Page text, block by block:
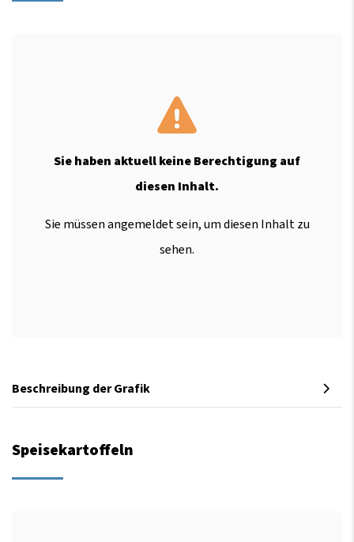
Sie haben aktuell keine Berechtigung auf
diesen Inhalt.
Sie müssen angemeldet sein, um diesen Inhalt zu
sehen.
Beschreibung der Grafik
Speisekartoffeln